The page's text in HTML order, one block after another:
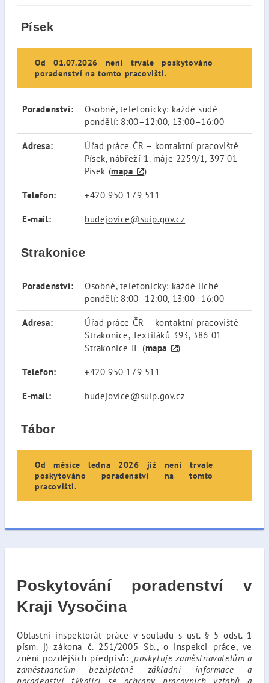
Písek
Od 01.07.2026 není trvale poskytováno
poradenství na tomto pracovišti.
Poradenství:
Osobně, telefonicky: každé sudé
pondělí: 8:00–12:00, 13:00–16:00
Adresa:
Úřad práce ČR – kontaktní pracoviště
Písek, nábřeží 1. máje 2259/1, 397 01
Písek (mapa )
Telefon: +420 950 179 511
E-mail: budejovice@suip.gov.cz
Strakonice
Poradenství:
Osobně, telefonicky: každé liché
pondělí: 8:00–12:00, 13:00–16:00
Adresa:
Úřad práce ČR – kontaktní pracoviště
Strakonice, Textiláků 393, 386 01
Strakonice II (mapa )
Telefon: +420 950 179 511
E-mail: budejovice@suip.gov.cz
Tábor
Od měsíce ledna 2026 již není trvale
poskytováno poradenství na tomto
pracovišti.
Poskytování poradenství v
Kraji Vysočina
Oblastní inspektorát práce v souladu s ust. § 5 odst. 1
písm. j) zákona č. 251/2005 Sb., o inspekci práce, ve
znění pozdějších předpisů:„poskytuje zaměstnavatelům a
zaměstnancům bezúplatně základní informace a